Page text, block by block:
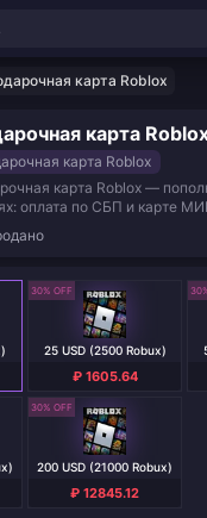
карта Roblox
карта
карта Roblox
карта Roblox —
оплата по СБП и карте
моментально. Активация на
и без передачи данных
30% OFF
25 USD (2500 Robux)
₽ 1605.64
30% OFF
200 USD (21000 Robux)
₽ 12845.12